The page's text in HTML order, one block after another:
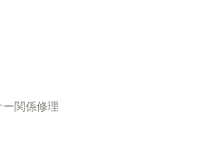
ー関係修理